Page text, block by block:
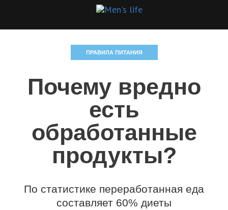
ПРАВИЛА ПИТАНИЯ
Почему вредно
есть
обработанные
продукты?
По статистике переработанная еда
составляет 60% диеты